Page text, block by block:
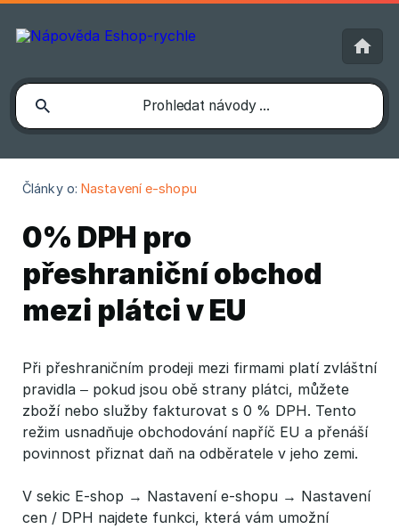
Články o: Nastavení e-shopu
0% DPH pro
přeshraniční obchod
mezi plátci v EU
Při přeshraničním prodeji mezi firmami platí zvláštní
pravidla – pokud jsou obě strany plátci, můžete
zboží nebo služby fakturovat s 0 % DPH. Tento
režim usnadňuje obchodování napříč EU a přenáší
povinnost přiznat daň na odběratele v jeho zemi.
V sekic E-shop → Nastavení e-shopu → Nastavení
cen / DPH najdete funkci, která vám umožní